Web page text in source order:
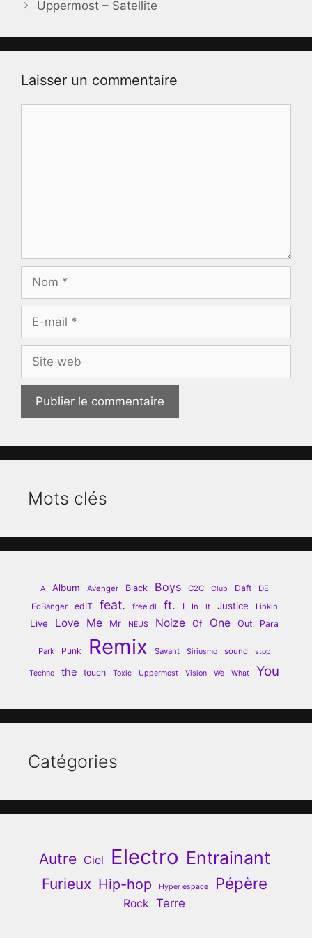
Uppermost – Satellite
Laisser un commentaire
mail
web
Mots clés
A Album Avenger Black Boys C2C Club Daft
DE
EdBanger
edIT feat. free dl ft. I In It Justice Linkin
Live Love Me Mr NEUS Noize Of One Out Para
Park Punk Remix Savant Siriusmo sound stop
Techno the touch Toxic Uppermost Vision We What You
Catégories
Autre Ciel Electro Entrainant
Furieux Hip-hop Hyper espace Pépère
Rock Terre